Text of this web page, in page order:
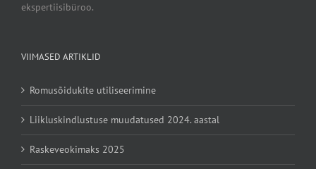
ekspertiisibüroo.
VIIMASED ARTIKLID
Romusõidukite utiliseerimine
Liikluskindlustuse muudatused 2024. aastal
Raskeveokimaks 2025